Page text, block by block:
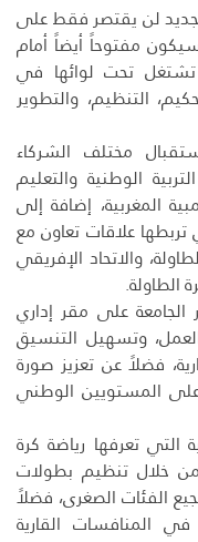
لن يقتصر فقط على
مفتوحاً أيضاً أمام
تشتغل تحت لوائها في
التنظيم، والتطوير
مختلف الشركاء
الوطنية والتعليم
المغربية، إضافة إلى
تربطها علاقات تعاون مع
والاتحاد الإفريقي
الطاولة.
على مقر إداري
وتسهيل التنسيق
فضلاً عن تعزيز صورة
على المستويين الوطني
تعرفها رياضة كرة
من خلال تنظيم بطولات
الفئات الصغرى، فضلاً
المنافسات القارية